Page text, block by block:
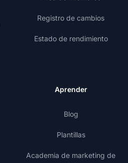
Registro de cambios
Estado de rendimiento
Aprender
Blog
Plantillas
Academia de marketing de